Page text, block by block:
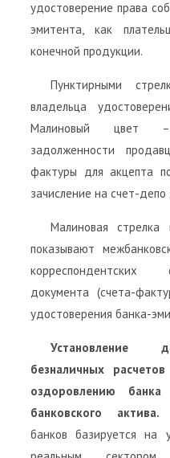
удостоверение права
эмитента, как
конечной продукции.
Пунктирными
владельца
Малиновый цвет –
задолженности
фактуры для акцепта
зачисление на счет-
Малиновая
показывают
корреспондентских
документа (счета-
удостоверения банка-
Установление
безналичных
оздоровлению
банковского актива.
банков базируется на